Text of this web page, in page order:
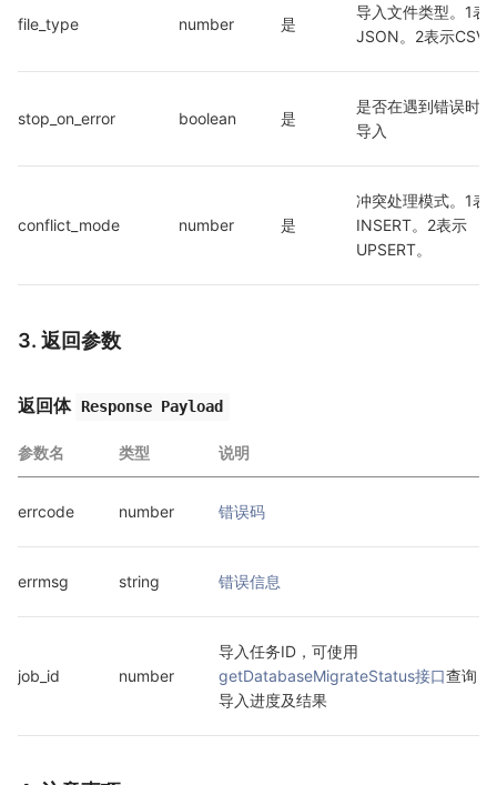
file_type number 是
导入文件类型。1表
JSON。2表示CSV
stop_on_error boolean 是
是否在遇到错误时
导入
conflict_mode number 是
冲突处理模式。1表
INSERT。2表示
UPSERT。
3. 返回参数
返回体 Response Payload
参数名 类型 说明
errcode number 错误码
errmsg string 错误信息
job_id number
导入任务ID，可使用
getDatabaseMigrateStatus接口查询
导入进度及结果